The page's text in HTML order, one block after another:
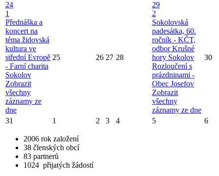
24
1
Přednáška a
koncert na
téma židovská
kultura ve
střední Evropě
- Farní charita
Sokolov
Zobrazit
všechny
záznamy ze
dne
25 26 27 28
29
2
Sokolovská
padesátka, 60.
ročník - KČT,
odbor Krušné
hory Sokolov
Rozloučení s
prázdninami -
Obec Josefov
Zobrazit
všechny
záznamy ze dne
30
31 1 2 3 4 5 6
2006 rok založení
38 členských obcí
83 partnerů
1024 přijatých žádostí